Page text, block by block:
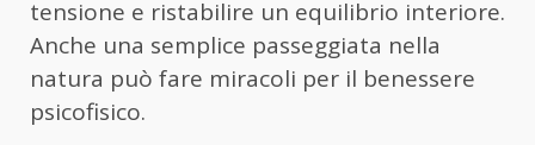
tensione e ristabilire un equilibrio interiore.
Anche una semplice passeggiata nella
natura può fare miracoli per il benessere
psicofisico.